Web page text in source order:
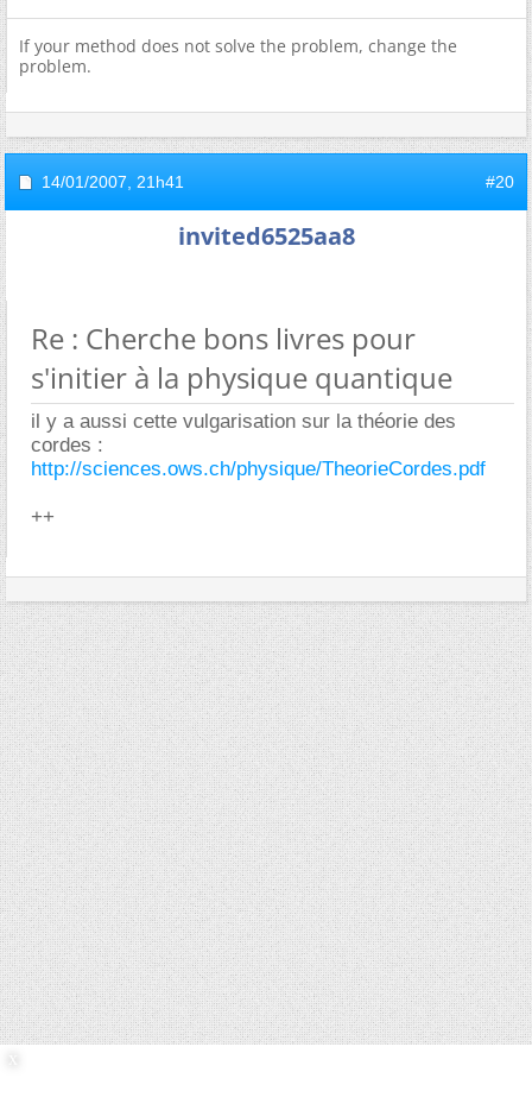
If your method does not solve the problem, change the
problem.
14/01/2007, 21h41 #20
invited6525aa8
Re : Cherche bons livres pour
s'initier à la physique quantique
il y a aussi cette vulgarisation sur la théorie des
cordes :
http://sciences.ows.ch/physique/TheorieCordes.pdf
++